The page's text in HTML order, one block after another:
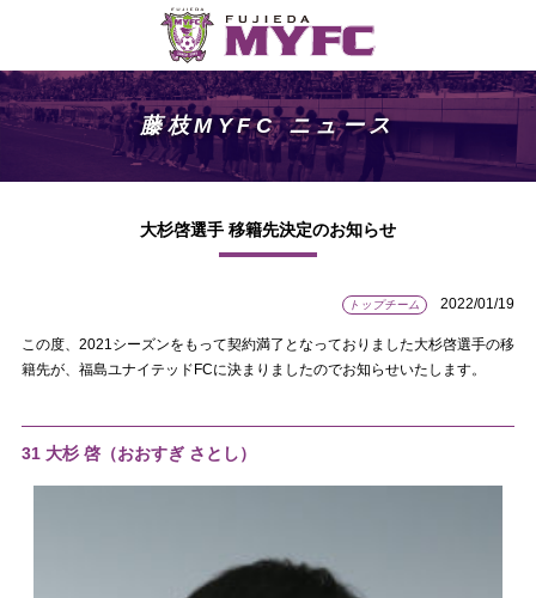
藤枝MYFC ニュース
大杉啓選手 移籍先決定のお知らせ
トップチーム 2022/01/19
この度、2021シーズンをもって契約満了となっておりました大杉啓選手の移
籍先が、福島ユナイテッドFCに決まりましたのでお知らせいたします。
31 大杉 啓（おおすぎ さとし）